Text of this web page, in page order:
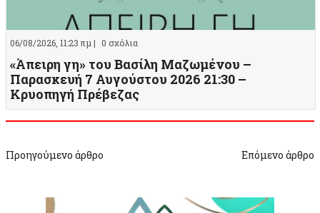
06/08/2026, 11:23 πμ | 0 σχόλια
«Άπειρη γη» του Βασίλη Μαζωμένου –
Παρασκευή 7 Αυγούστου 2026 21:30 –
Κρυοπηγή Πρέβεζας
Προηγούμενο άρθρο Επόμενο άρθρο